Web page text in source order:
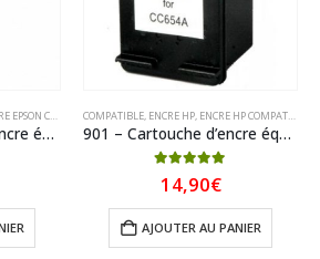
COMPATIBLE
0441 – Cartouche d’encre équivalent EPSON T0441 compatible « Parasol » Noir
COMPATIBLE, ENCRE HP, ENCRE HP COMPATIBLE
901 – Cartouche d’encre équivalent HP 901 XL compatible CC654AE (HP901) Noir XL
5.00 sur 5
14,90€
AJOUTER AU PANIER